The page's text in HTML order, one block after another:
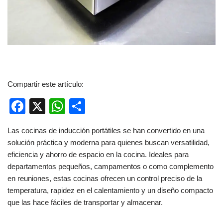
Compartir este artículo:
F
c
e
b
o
o
X
W
at
s
A
p
p
m
p
ar
tir
Las cocinas de inducción portátiles se han convertido en una
solución práctica y moderna para quienes buscan versatilidad,
eficiencia y ahorro de espacio en la cocina. Ideales para
departamentos pequeños, campamentos o como complemento
en reuniones, estas cocinas ofrecen un control preciso de la
temperatura, rapidez en el calentamiento y un diseño compacto
que las hace fáciles de transportar y almacenar.